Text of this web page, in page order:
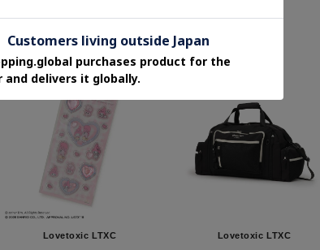
¥8,789
NEW
Lovetoxic LTXC
NEW
Lovetoxic LTXC